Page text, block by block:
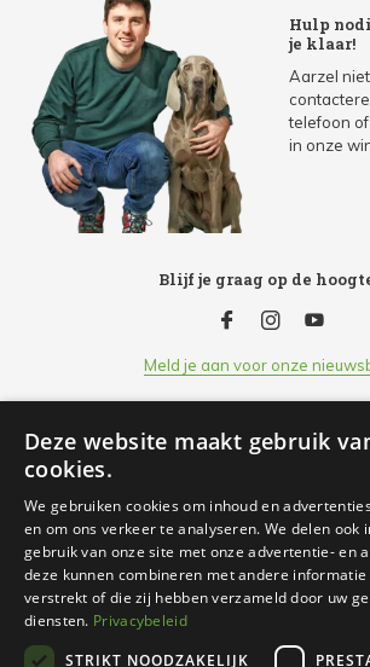
Hulp
je klaar!
Aarzel
telefoon
in onze
Blijf je graag op de
Meld je aan voor onze
Klantenservice
Openingsuren
Informatie
Deze website maakt gebruik
cookies.
We gebruiken cookies om inhoud en
en om ons verkeer te analyseren. We delen ook
gebruik van onze site met onze advertentie- en
deze kunnen combineren met andere
verstrekt of die zij hebben verzameld door uw
diensten. Privacybeleid
STRIKT NOODZAKELIJK